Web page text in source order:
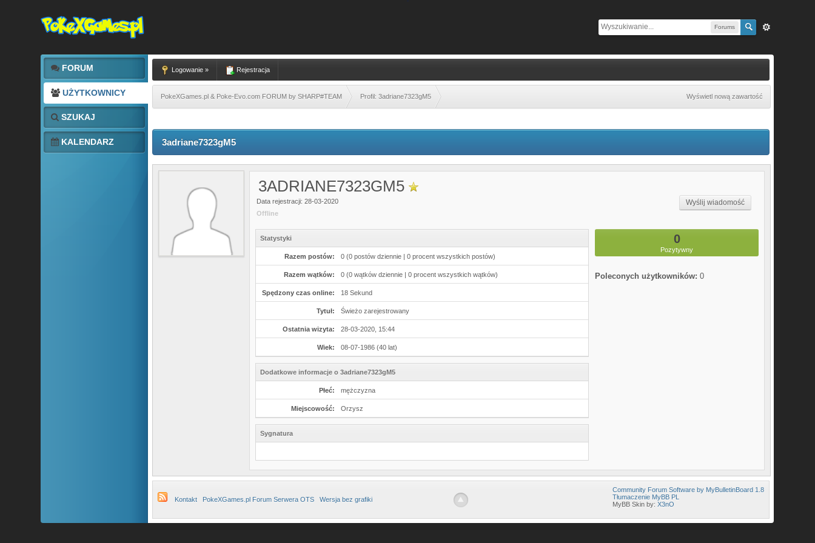
Forums
FORUM
UŻYTKOWNICY
SZUKAJ
KALENDARZ
Logowanie » Rejestracja
PokeXGames.pl & Poke-Evo.com FORUM by SHARP#TEAM Profil: 3adriane7323gM5 Wyświetl nową zawartość
3adriane7323gM5
3ADRIANE7323GM5
Data rejestracji: 28-03-2020
Offline
Wyślij wiadomość
Statystyki
Razem postów: 0 (0 postów dziennie | 0 procent wszystkich postów)
Razem wątków: 0 (0 wątków dziennie | 0 procent wszystkich wątków)
Spędzony czas online: 18 Sekund
Tytuł: Świeżo zarejestrowany
Ostatnia wizyta: 28-03-2020, 15:44
Wiek: 08-07-1986 (40 lat)
Dodatkowe informacje o 3adriane7323gM5
Płeć: mężczyzna
Miejscowość: Orzysz
Sygnatura
0
Pozytywny
Poleconych użytkowników: 0
Kontakt PokeXGames.pl Forum Serwera OTS Wersja bez grafiki
Community Forum Software by MyBulletinBoard 1.8
Tłumaczenie MyBB PL
MyBB Skin by:X3nO